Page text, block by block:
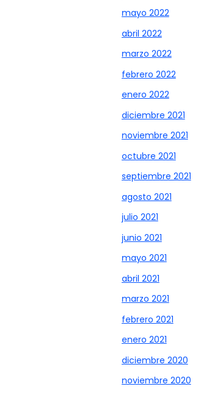
mayo 2022
abril 2022
marzo 2022
febrero 2022
enero 2022
diciembre 2021
noviembre 2021
octubre 2021
septiembre 2021
agosto 2021
julio 2021
junio 2021
mayo 2021
abril 2021
marzo 2021
febrero 2021
enero 2021
diciembre 2020
noviembre 2020